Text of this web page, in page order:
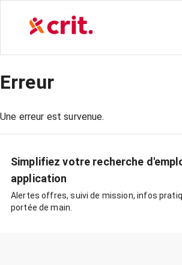
Erreur
Une erreur est survenue.
Simplifiez votre recherche
application
Alertes offres, suivi de mission, infos
portée de main.